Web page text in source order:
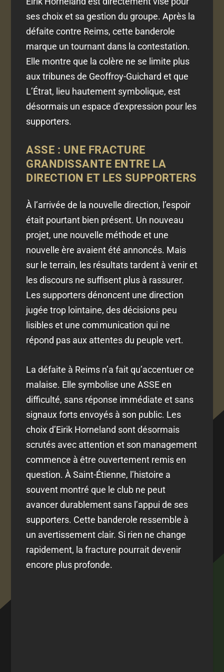
ses choix et sa gestion du groupe. Après la
défaite contre Reims, cette banderole
marque un tournant dans la contestation.
Elle montre que la colère ne se limite plus
aux tribunes de Geoffroy-Guichard et que
L’Étrat, lieu hautement symbolique, est
désormais un espace d’expression pour les
supporters.
ASSE : UNE FRACTURE
GRANDISSANTE ENTRE LA
DIRECTION ET LES SUPPORTERS
À l’arrivée de la nouvelle direction, l’espoir
était pourtant bien présent. Un nouveau
projet, une nouvelle méthode et une
nouvelle ère avaient été annoncés. Mais
sur le terrain, les résultats tardent à venir et
les discours ne suffisent plus à rassurer.
Les supporters dénoncent une direction
jugée trop lointaine, des décisions peu
lisibles et une communication qui ne
répond pas aux attentes du peuple vert.
La défaite à Reims n’a fait qu’accentuer ce
malaise. Elle symbolise une ASSE en
difficulté, sans réponse immédiate et sans
signaux forts envoyés à son public. Les
choix d’Eirik Horneland sont désormais
scrutés avec attention et son management
commence à être ouvertement remis en
question. À Saint-Étienne, l’histoire a
souvent montré que le club ne peut
avancer durablement sans l’appui de ses
supporters. Cette banderole ressemble à
un avertissement clair. Si rien ne change
rapidement, la fracture pourrait devenir
encore plus profonde.